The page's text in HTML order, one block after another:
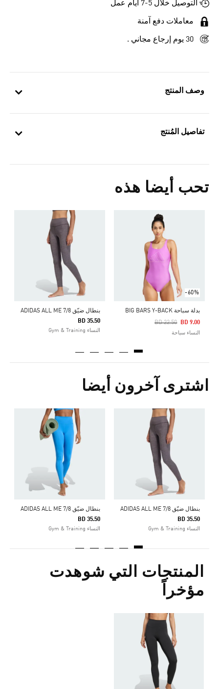
وصف المنتج
تفاصيل المُنتج
تحب أيضا هذه
-60%
بدلة سباحة BIG BARS Y-BACK
Price Reduced From
BD 22.50
To BD 9.00
النساء سباحة
بنطال ضيّق ADIDAS ALL ME 7/8
BD 35.50
النساء Gym & Training
اشترى آخرون أيضا
بنطال ضيّق ADIDAS ALL ME 7/8
BD 35.50
النساء Gym & Training
بنطال ضيّق ADIDAS ALL ME 7/8
BD 35.50
النساء Gym & Training
المنتجات التي شوهدت
مؤخراً
التوصيل خلال 5-7 أيام عمل
معاملات دفع آمنة